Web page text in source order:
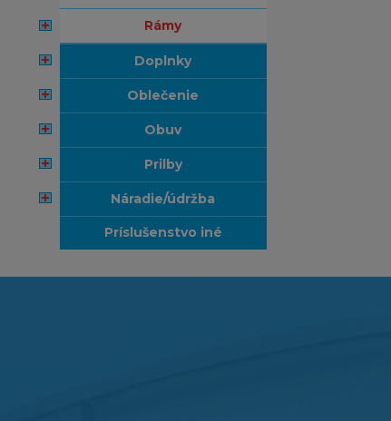
rámy
doplnky
oblečenie
obuv
prilby
náradie/údržba
príslušenstvo iné